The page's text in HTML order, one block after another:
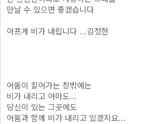
만날 수 있으면 좋겠습니다
아프게 비가 내립니다 ...김정한
어둠이 짙어가는 창밖에는
비가 내리고 아마도...
당신이 있는 그곳에도
어둠과 함께 비가 내리고 있겠지요...